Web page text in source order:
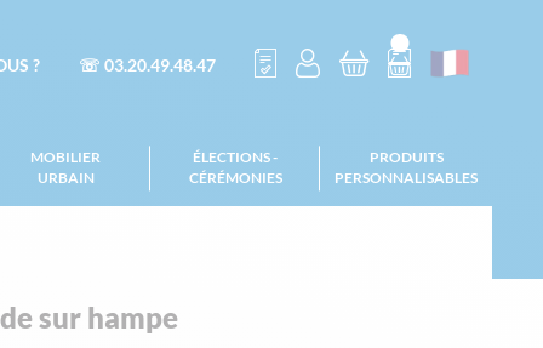
? ☏ 03.20.49.48.47
MOBILIER
URBAIN
ÉLECTIONS -
CÉRÉMONIES
PRODUITS
PERSONNALISABLES
sur hampe